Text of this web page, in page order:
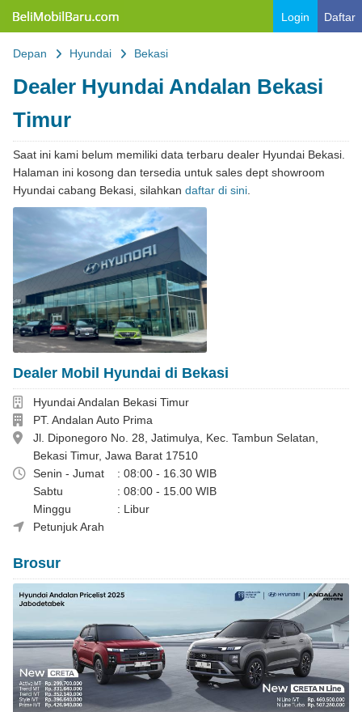
Login Daftar
Depan Hyundai Bekasi
Dealer Hyundai Andalan Bekasi
Timur
Saat ini kami belum memiliki data terbaru dealer Hyundai Bekasi.
Halaman ini kosong dan tersedia untuk sales dept showroom
Hyundai cabang Bekasi, silahkan daftar di sini
Dealer Mobil Hyundai di Bekasi
Dealer
Hyundai Andalan Bekasi Timur
Perusahaan
PT. Andalan Auto Prima
Alamat
Jl. Diponegoro No. 28, Jatimulya, Kec. Tambun Selatan,
Bekasi Timur, Jawa Barat 17510
Jam Operasional
Senin - Jumat
: 08:00 - 16.30 WIB
Sabtu
: 08:00 - 15.00 WIB
Minggu
: Libur
Faber Siadari 081320069720
Petunjuk Arah
Brosur